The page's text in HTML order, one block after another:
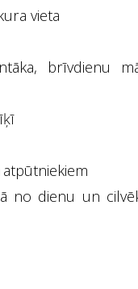
vieta
brīvdienu
no dienu un